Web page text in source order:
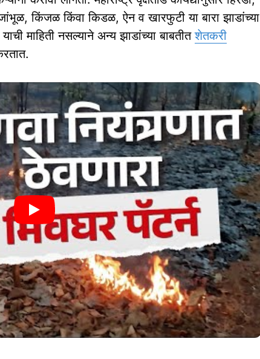
किंजळ किंवा किडळ, ऐन व खारफुटी या बारा झाडांच्या
माहिती नसल्याने अन्य झाडांच्या बाबतीतशेतकरी